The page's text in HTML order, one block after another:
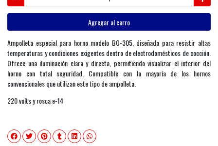
Agregar al carro
Ampolleta especial para horno modelo BO-305, diseñada para resistir altas
temperaturas y condiciones exigentes dentro de electrodomésticos de cocción.
Ofrece una iluminación clara y directa, permitiendo visualizar el interior del
horno con total seguridad. Compatible con la mayoría de los hornos
convencionales que utilizan este tipo de ampolleta.
220 volts y rosca e-14